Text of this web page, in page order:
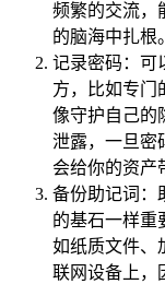
频繁的交流，
的脑海中扎根。
记录密码：可
方，比如专门
像守护自己的
泄露，一旦密
会给你的资产
备份助记词：
的基石一样重
如纸质文件、
联网设备上，